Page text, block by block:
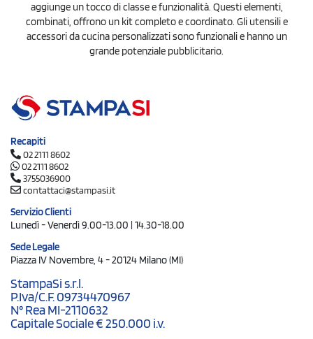
aggiunge un tocco di classe e funzionalità. Questi elementi,
combinati, offrono un kit completo e coordinato. Gli utensili e
accessori da cucina personalizzati sono funzionali e hanno un
grande potenziale pubblicitario.
Recapiti
02 2111 8602
02 2111 8602
3755036900
contattaci@stampasi.it
Servizio Clienti
Lunedì - Venerdì 9.00-13.00 | 14.30-18.00
Sede Legale
Piazza IV Novembre, 4 - 20124 Milano (MI)
StampaSi s.r.l.
P.Iva/C.F. 09734470967
N° Rea MI-2110632
Capitale Sociale € 250.000 i.v.